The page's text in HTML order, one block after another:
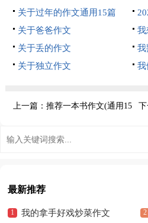
关于过年的作文通用15篇
关于爸爸作文
我
关于丢的作文
我
篇
关于独立作文
我
上一篇： 推荐一本书作文(通用15 下
最新推荐
我的拿手好戏炒菜作文